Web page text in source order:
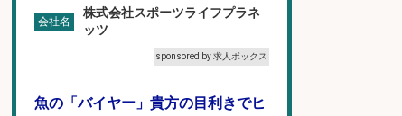
会社名
株式会社スポーツライフプラネ
ッツ
sponsored by 求人ボックス
魚の「バイヤー」貴方の目利きでヒ